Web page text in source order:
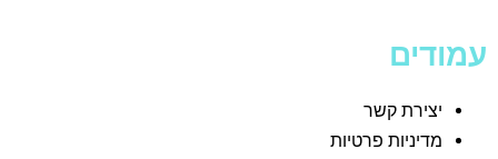
עמודים
יצירת קשר
מדיניות פרטיות